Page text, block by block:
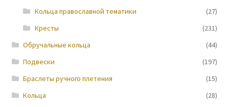
Кольца православной тематики
(27)
Кресты
(231)
Обручальные кольца
(44)
Подвески
(197)
Браслеты ручного плетения
(15)
Кольца
(28)